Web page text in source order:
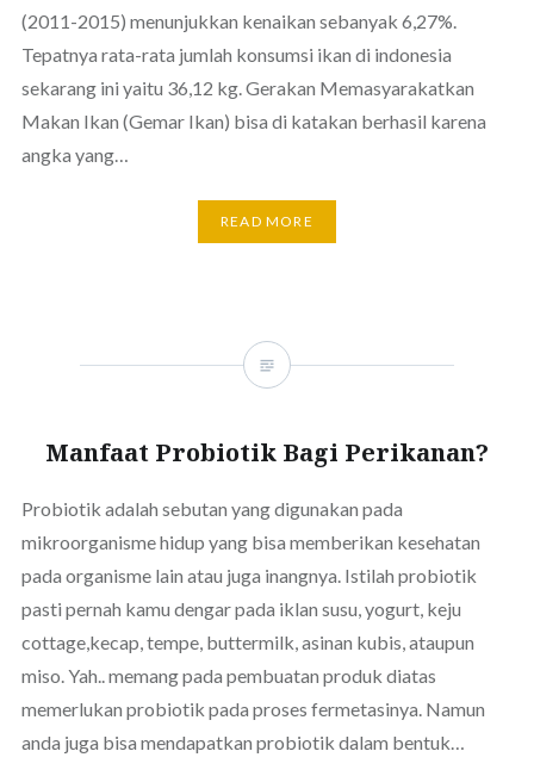
(2011-2015) menunjukkan kenaikan sebanyak 6,27%.
Tepatnya rata-rata jumlah konsumsi ikan di indonesia
sekarang ini yaitu 36,12 kg. Gerakan Memasyarakatkan
Makan Ikan (Gemar Ikan) bisa di katakan berhasil karena
angka yang…
READ MORE
Manfaat Probiotik Bagi Perikanan?
Probiotik adalah sebutan yang digunakan pada
mikroorganisme hidup yang bisa memberikan kesehatan
pada organisme lain atau juga inangnya. Istilah probiotik
pasti pernah kamu dengar pada iklan susu, yogurt, keju
cottage,kecap, tempe, buttermilk, asinan kubis, ataupun
miso. Yah.. memang pada pembuatan produk diatas
memerlukan probiotik pada proses fermetasinya. Namun
anda juga bisa mendapatkan probiotik dalam bentuk…